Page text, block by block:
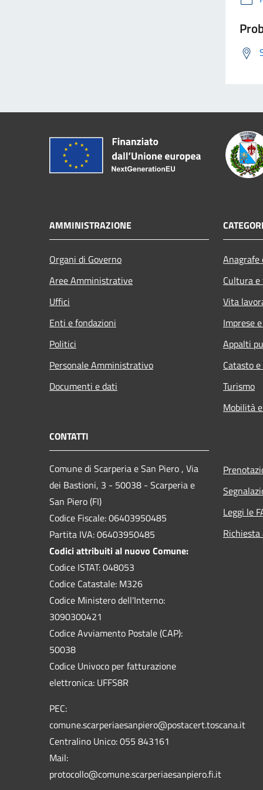
AMMINISTRAZIONE
Organi di Governo
Aree Amministrative
Uffici
Enti e fondazioni
Politici
Personale Amministrativo
Documenti e dati
Cultura
Vita
Imprese
Appalti
Catasto
Turismo
Mobilità
CONTATTI
Comune di Scarperia e San Piero , Via
dei Bastioni, 3 - 50038 - Scarperia e
San Piero (FI)
Codice Fiscale: 06403950485
Partita IVA: 06403950485
Codici attribuiti al nuovo Comune:
Codice ISTAT: 048053
Codice Catastale: M326
Codice Ministero dell'Interno:
3090300421
Codice Avviamento Postale (CAP):
50038
Codice Univoco per fatturazione
elettronica: UFFS8R
PEC:
comune.scarperiaesanpiero@postacert.toscana.it
Centralino Unico: 055 843161
Mail:
protocollo@comune.scarperiaesanpiero.fi.it
Leggi le